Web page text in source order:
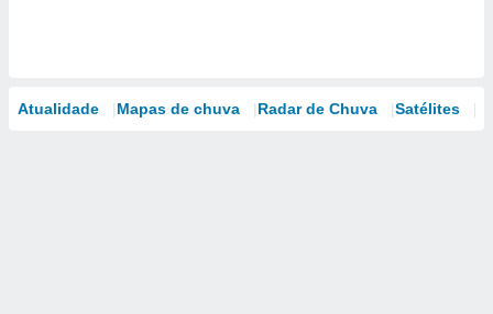
Atualidade Mapas de chuva Radar de Chuva Satélites